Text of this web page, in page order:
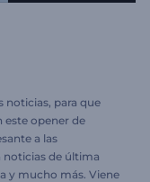
noticias, para que
este opener de
a las
noticias de última
y mucho más. Viene